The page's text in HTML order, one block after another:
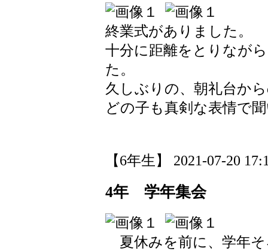
終業式がありました。
十分に距離をとりなが
た。
久しぶりの、朝礼台か
どの子も真剣な表情で
【6年生】 2021-07-20
4年 学年集会
夏休みを前に、学年